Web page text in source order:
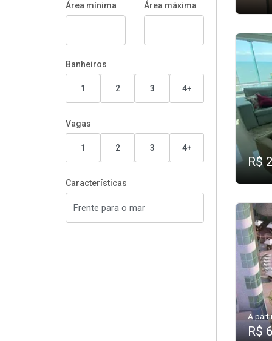
Área mínima Área máxima
Banheiros
1 2 3 4+
Vagas
1 2 3 4+
Características
R$
A
R$